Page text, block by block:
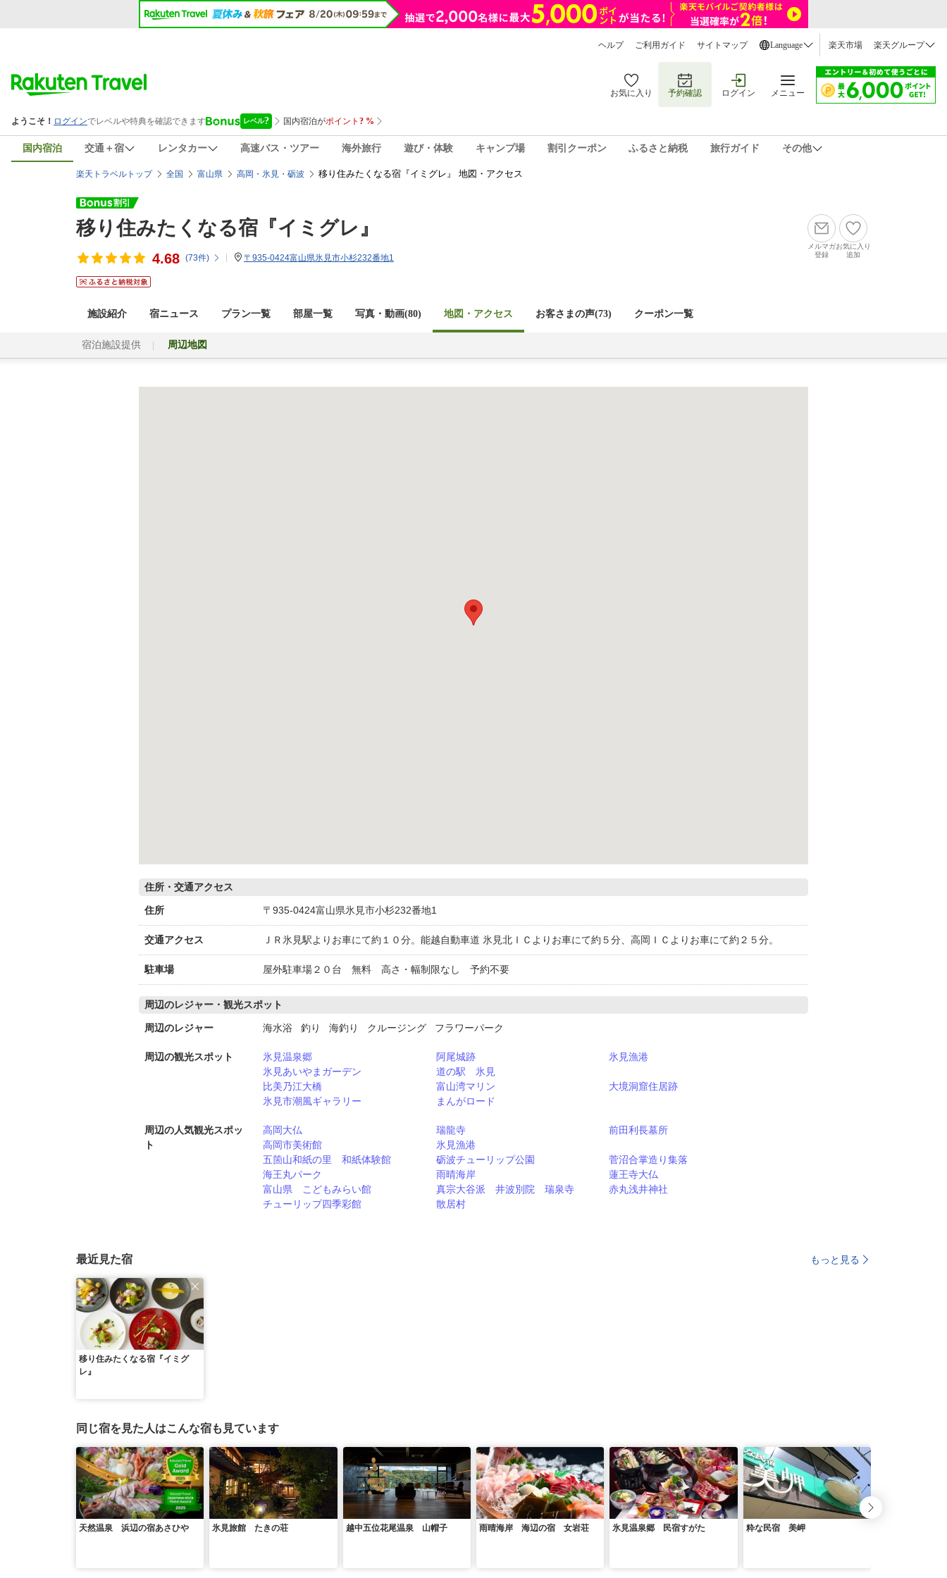
ヘルプ ご利用ガイド サイトマップ Language 楽天市場 楽天グループ
お気に入り 予約確認 ログイン メニュー
国内宿泊 交通＋宿 レンタカー 高速バス・ツアー 海外旅行 遊び・体験 キャンプ場 割引クーポン ふるさと納税 旅行ガイド その他
楽天トラベルトップ 全国 富山県 高岡・氷見・砺波 移り住みたくなる宿『イミグレ』 地図・アクセス
移り住みたくなる宿『イミグレ』
4.68 (73件) 〒935-0424富山県氷見市小杉232番地1
メルマガ
登録
お気に入り
追加
施設紹介 宿ニュース プラン一覧 部屋一覧 写真・動画(80) 地図・アクセス お客さまの声(73) クーポン一覧
宿泊施設提供 周辺地図
住所・交通アクセス
住所 〒935-0424富山県氷見市小杉232番地1
交通アクセス ＪＲ氷見駅よりお車にて約１０分。能越自動車道 氷見北ＩＣよりお車にて約５分、高岡ＩＣよりお車にて約２５分。
駐車場 屋外駐車場２０台 無料 高さ・幅制限なし 予約不要
周辺のレジャー・観光スポット
周辺のレジャー 海水浴 釣り 海釣り クルージング フラワーパーク
周辺の観光スポット 氷見温泉郷 阿尾城跡
氷見漁港
氷見あいやまガーデン
道の駅 氷見
比美乃江大橋
富山湾マリン
大境洞窟住居跡
氷見市潮風ギャラリー
まんがロード
周辺の人気観光スポッ
ト
高岡大仏 瑞龍寺
前田利長墓所
高岡市美術館
氷見漁港
五箇山和紙の里 和紙体験館
砺波チューリップ公園
菅沼合掌造り集落
海王丸パーク
雨晴海岸
蓮王寺大仏
富山県 こどもみらい館
真宗大谷派 井波別院 瑞泉寺
赤丸浅井神社
チューリップ四季彩館
散居村
最近見た宿 もっと見る
移り住みたくなる宿『イミグ
レ』
同じ宿を見た人はこんな宿も見ています
天然温泉 浜辺の宿あさひや 氷見旅館 たきの荘 越中五位花尾温泉 山帽子 雨晴海岸 海辺の宿 女岩荘 氷見温泉郷 民宿すがた 粋な民宿 美岬